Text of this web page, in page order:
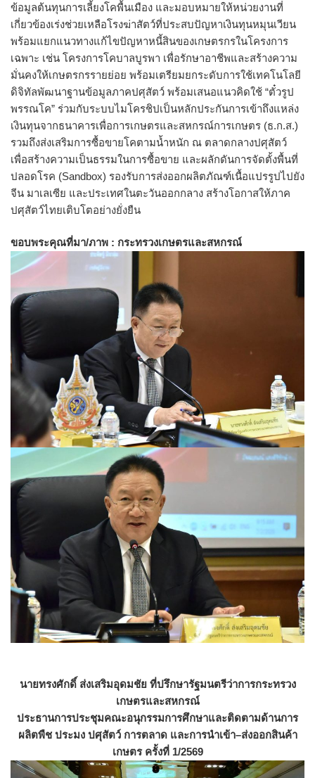
ข้อมูลต้นทุนการเลี้ยงโคพื้นเมือง และมอบหมายให้หน่วยงานที่
เกี่ยวข้องเร่งช่วยเหลือโรงฆ่าสัตว์ที่ประสบปัญหาเงินทุนหมุนเวียน
พร้อมแยกแนวทางแก้ไขปัญหาหนี้สินของเกษตรกรในโครงการ
เฉพาะ เช่น โครงการโคบาลบูรพา เพื่อรักษาอาชีพและสร้างความ
มั่นคงให้เกษตรกรรายย่อย พร้อมเตรียมยกระดับการใช้เทคโนโลยี
ดิจิทัลพัฒนาฐานข้อมูลภาคปศุสัตว์ พร้อมเสนอแนวคิดใช้ “ตั๋วรูป
พรรณโค” ร่วมกับระบบไมโครชิปเป็นหลักประกันการเข้าถึงแหล่ง
เงินทุนจากธนาคารเพื่อการเกษตรและสหกรณ์การเกษตร (ธ.ก.ส.)
รวมถึงส่งเสริมการซื้อขายโคตามน้ำหนัก ณ ตลาดกลางปศุสัตว์
เพื่อสร้างความเป็นธรรมในการซื้อขาย และผลักดันการจัดตั้งพื้นที่
ปลอดโรค (Sandbox) รองรับการส่งออกผลิตภัณฑ์เนื้อแปรรูปไปยัง
จีน มาเลเซีย และประเทศในตะวันออกกลาง สร้างโอกาสให้ภาค
ปศุสัตว์ไทยเติบโตอย่างยั่งยืน
ขอบพระคุณที่มา/ภาพ : กระทรวงเกษตรและสหกรณ์
นายทรงศักดิ์ ส่งเสริมอุดมชัย ที่ปรึกษารัฐมนตรีว่าการกระทรวง
เกษตรและสหกรณ์
ประธานการประชุมคณะอนุกรรมการศึกษาและติดตามด้านการ
ผลิตพืช ประมง ปศุสัตว์ การตลาด และการนำเข้า–ส่งออกสินค้า
เกษตร ครั้งที่ 1/2569